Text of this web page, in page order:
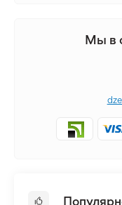
Мы в